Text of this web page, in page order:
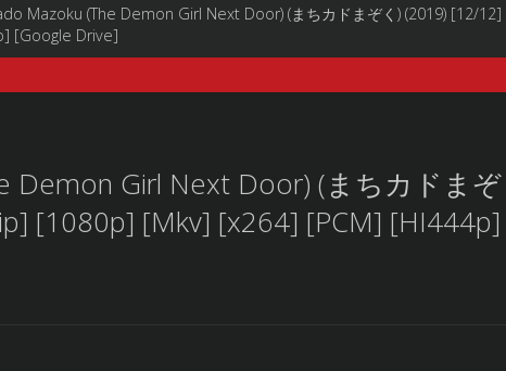
Mazoku (The Demon Girl Next Door) (まちカドまぞく) (2019) [12/12]
[Google Drive]
Demon Girl Next Door) (まちカドまぞ
[1080p] [Mkv] [x264] [PCM] [HI444p]